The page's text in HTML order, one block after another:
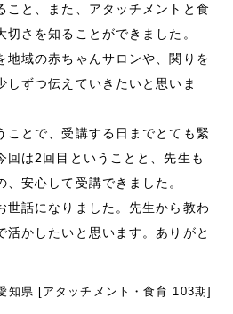
こと、また、アタッチメントと食
切さを知ることができました。
地域の赤ちゃんサロンや、関りを
しずつ伝えていきたいと思いま
ことで、受講する日までとても緊
回は2回目ということと、先生も
、安心して受講できました。
世話になりました。先生から教わ
活かしたいと思います。ありがと
知県 [アタッチメント・食育 103期]